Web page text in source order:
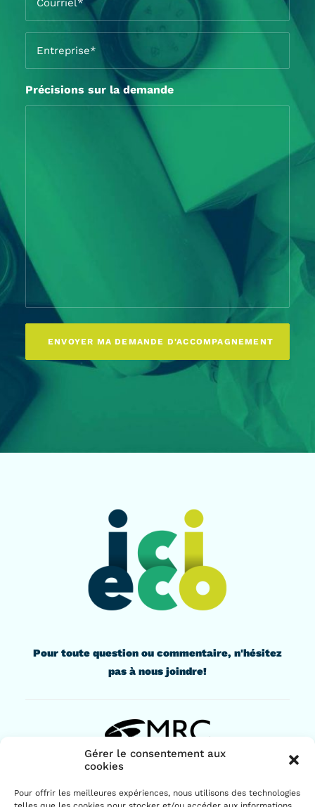
Gérer le consentement aux
cookies
Pour offrir les meilleures expériences, nous utilisons des technologies
Précisions sur la demande
Pour toute question ou commentaire, n'hésitez
pas à nous joindre!
Drummondville (Québec) J2B 1G6